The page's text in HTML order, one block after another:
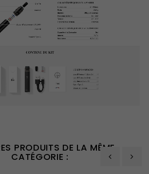
PRODUITS DE LA MÊME
CATÉGORIE :